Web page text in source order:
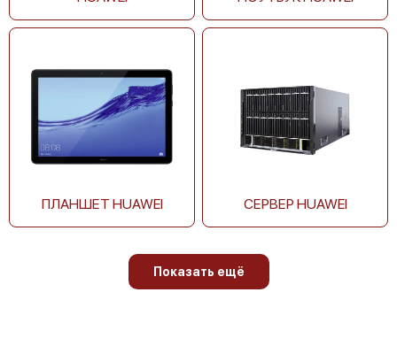
ПЛАНШЕТ HUAWEI СЕРВЕР HUAWEI
Показать ещё